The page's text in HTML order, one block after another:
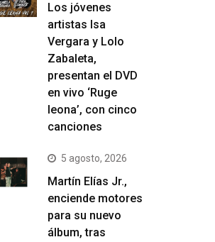
Los jóvenes
artistas Isa
Vergara y Lolo
Zabaleta,
presentan el DVD
en vivo ‘Ruge
leona’, con cinco
canciones
5 agosto, 2026
Martín Elías Jr.,
enciende motores
para su nuevo
álbum, tras